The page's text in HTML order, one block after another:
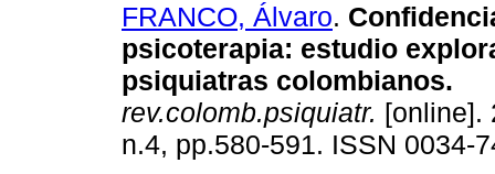
FRANCO, Álvaro.
psicoterapia: estudio
psiquiatras colombianos.
rev.colomb.psiquiatr. [online].
n.4, pp.580-591. ISSN 0034-